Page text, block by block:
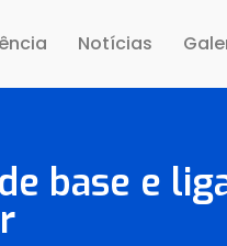
Notícias
base e